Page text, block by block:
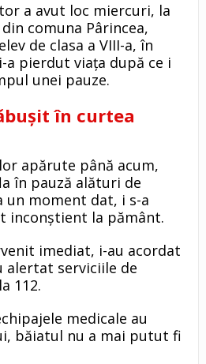
a avut loc miercuri, la
comuna Pârincea,
de clasa a VIII-a, în
a pierdut viața după ce i
unei pauze.
în curtea
apărute până acum,
în pauză alături de
un moment dat, i s-a
inconștient la pământ.
imediat, i-au acordat
alertat serviciile de
112.
medicale au
băiatul nu a mai putut fi